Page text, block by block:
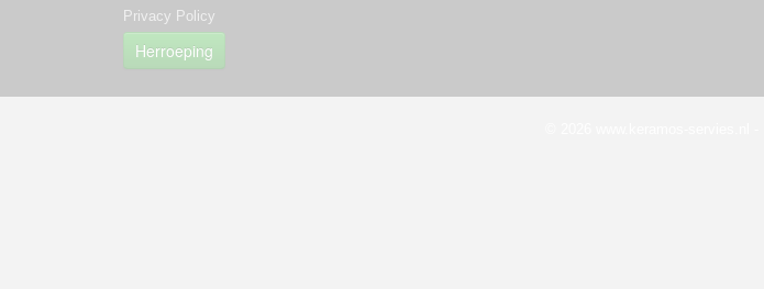
Privacy Policy
Herroeping